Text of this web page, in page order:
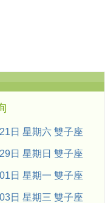
日 星期六 雙子座
日 星期日 雙子座
日 星期一 雙子座
日 星期三 雙子座